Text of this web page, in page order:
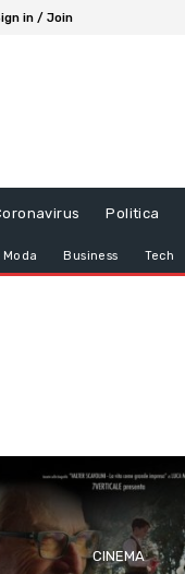
in / Join
Politica
Moda Business Tech
CINEMA